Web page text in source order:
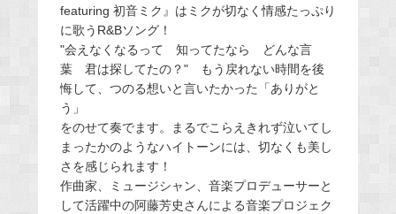
featuring 初音ミク』はミクが切なく情感たっぷり
に歌うR&Bソング！
"会えなくなるって 知ってたなら どんな言
葉 君は探してたの？" もう戻れない時間を後
悔して、つのる想いと言いたかった「ありがと
う」
をのせて奏でます。まるでこらえきれず泣いてし
まったかのようなハイトーンには、切なくも美し
さを感じられます！
作曲家、ミュージシャン、音楽プロデューサーと
して活躍中の阿藤芳史さんによる音楽プロジェク